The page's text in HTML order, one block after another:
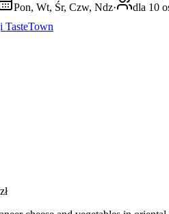
Pon, Wt, Śr, Czw, Ndz·
dla 10
TasteTown
zł